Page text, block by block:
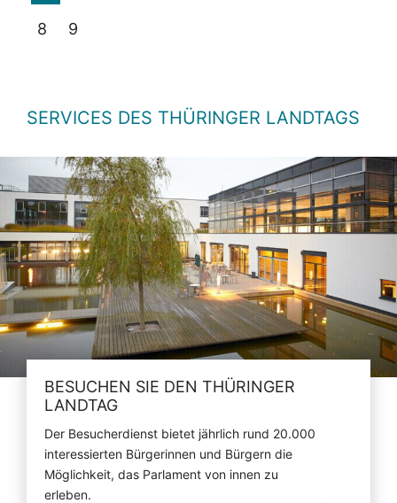
8 9
SERVICES DES THÜRINGER LANDTAGS
BESUCHEN SIE DEN THÜRINGER
LANDTAG
Der Besucherdienst bietet jährlich rund 20.000
interessierten Bürgerinnen und Bürgern die
Möglichkeit, das Parlament von innen zu
erleben.